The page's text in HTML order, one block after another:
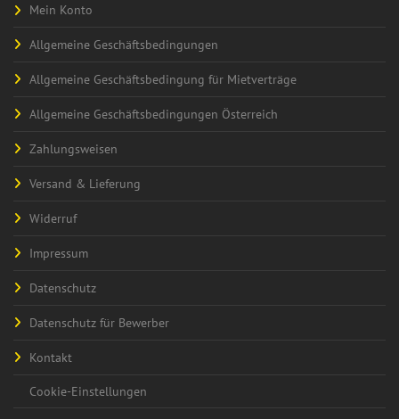
Mein Konto
Allgemeine Geschäftsbedingungen
Allgemeine Geschäftsbedingung für Mietverträge
Allgemeine Geschäftsbedingungen Österreich
Zahlungsweisen
Versand & Lieferung
Widerruf
Impressum
Datenschutz
Datenschutz für Bewerber
Kontakt
Cookie-Einstellungen